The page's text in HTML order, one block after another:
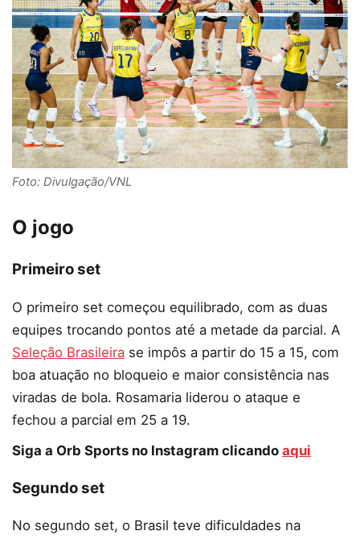
Foto: Divulgação/VNL
O jogo
Primeiro set
O primeiro set começou equilibrado, com as duas
equipes trocando pontos até a metade da parcial. A
Seleção Brasileira se impôs a partir do 15 a 15, com
boa atuação no bloqueio e maior consistência nas
viradas de bola. Rosamaria liderou o ataque e
fechou a parcial em 25 a 19.
Siga a Orb Sports no Instagram clicando aqui
Segundo set
No segundo set, o Brasil teve dificuldades na